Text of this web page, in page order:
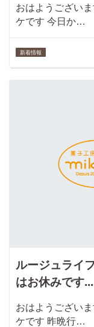
おはようござい
ケです 今日か…
新着情報
ルージュライ
はお休みです...
おはようござい
ケです 昨晩行…